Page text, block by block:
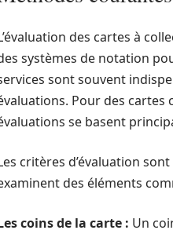
des cartes à
systèmes de notation
sont souvent
Pour des cartes
se basent
critères d’évaluation
des éléments
coins de la carte : Un